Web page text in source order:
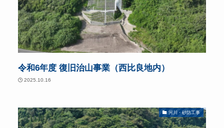
令和6年度 復旧治山事業（西比良地内）
2025.10.16
河川・砂防工事